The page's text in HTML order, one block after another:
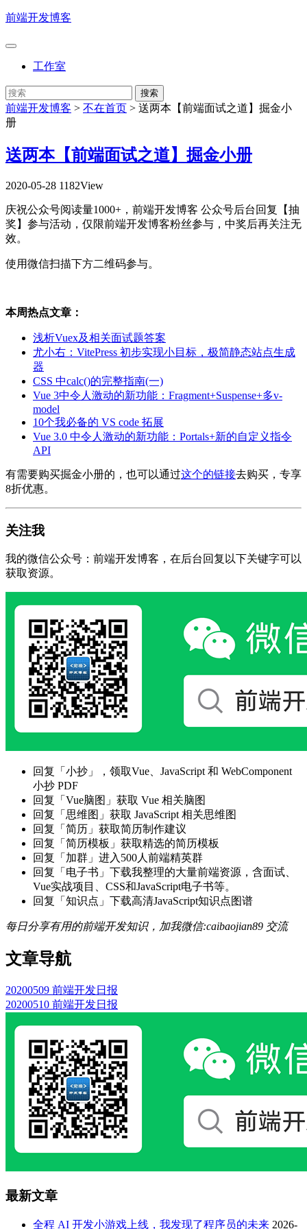
前端开发博客
工作室
前端开发博客 > 不在首页 > 送两本【前端面试之道】掘金小
册
送两本【前端面试之道】掘金小册
2020-05-28 1182View
庆祝公众号阅读量1000+，前端开发博客 公众号后台回复【抽
奖】参与活动，仅限前端开发博客粉丝参与，中奖后再关注无
效。
使用微信扫描下方二维码参与。
本周热点文章：
浅析Vuex及相关面试题答案
尤小右：VitePress 初步实现小目标，极简静态站点生成
器
CSS 中calc()的完整指南(一)
Vue 3中令人激动的新功能：Fragment+Suspense+多v-
model
10个我必备的 VS code 拓展
Vue 3.0 中令人激动的新功能：Portals+新的自定义指令
API
有需要购买掘金小册的，也可以通过这个的链接去购买，专享
8折优惠。
关注我
我的微信公众号：前端开发博客，在后台回复以下关键字可以
获取资源。
回复「小抄」，领取Vue、JavaScript 和 WebComponent
小抄 PDF
回复「Vue脑图」获取 Vue 相关脑图
回复「思维图」获取 JavaScript 相关思维图
回复「简历」获取简历制作建议
回复「简历模板」获取精选的简历模板
回复「加群」进入500人前端精英群
回复「电子书」下载我整理的大量前端资源，含面试、
Vue实战项目、CSS和JavaScript电子书等。
回复「知识点」下载高清JavaScript知识点图谱
每日分享有用的前端开发知识，加我微信:caibaojian89 交流
文章导航
20200509 前端开发日报
20200510 前端开发日报
最新文章
全程 AI 开发小游戏上线，我发现了程序员的未来 2026-